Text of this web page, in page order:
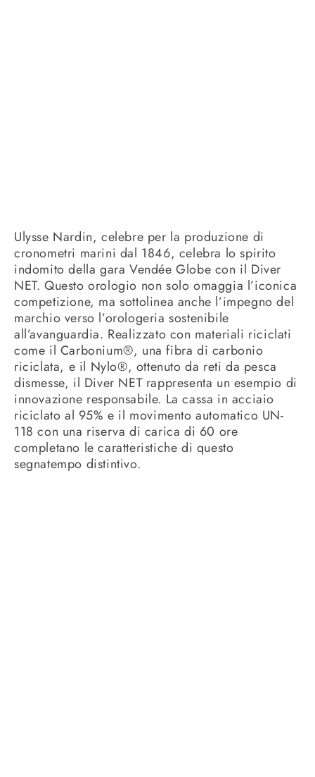
Ulysse Nardin, celebre per la produzione di
cronometri marini dal 1846, celebra lo spirito
indomito della gara Vendée Globe con il Diver
NET. Questo orologio non solo omaggia l’iconica
competizione, ma sottolinea anche l’impegno del
marchio verso l’orologeria sostenibile
all’avanguardia. Realizzato con materiali riciclati
come il Carbonium®, una fibra di carbonio
riciclata, e il Nylo®, ottenuto da reti da pesca
dismesse, il Diver NET rappresenta un esempio di
innovazione responsabile. La cassa in acciaio
riciclato al 95% e il movimento automatico UN-
118 con una riserva di carica di 60 ore
completano le caratteristiche di questo
segnatempo distintivo.